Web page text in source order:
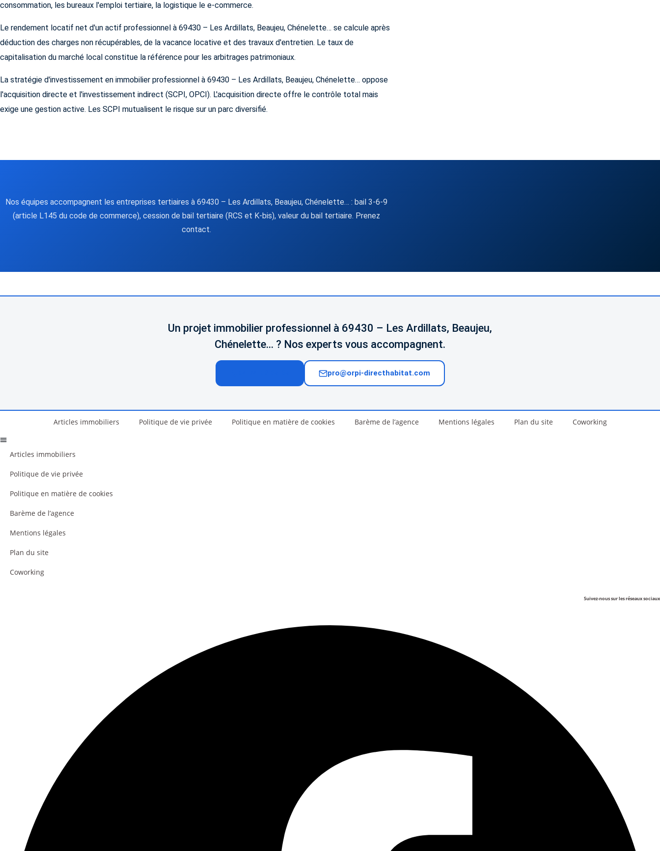
consommation, les bureaux l'emploi tertiaire, la logistique le e-commerce.
Le rendement locatif net d'un actif professionnel à 69430 – Les Ardillats, Beaujeu, Chénelette… se calcule après
déduction des charges non récupérables, de la vacance locative et des travaux d'entretien. Le taux de
capitalisation du marché local constitue la référence pour les arbitrages patrimoniaux.
La stratégie d'investissement en immobilier professionnel à 69430 – Les Ardillats, Beaujeu, Chénelette… oppose
l'acquisition directe et l'investissement indirect (SCPI, OPCI). L'acquisition directe offre le contrôle total mais
exige une gestion active. Les SCPI mutualisent le risque sur un parc diversifié.
Nos équipes accompagnent les entreprises tertiaires à 69430 – Les Ardillats, Beaujeu, Chénelette… : bail 3-6-9
(article L145 du code de commerce), cession de bail tertiaire (RCS et K-bis), valeur du bail tertiaire. Prenez
contact.
Un projet immobilier professionnel à 69430 – Les Ardillats, Beaujeu,
Chénelette… ? Nos experts vous accompagnent.
pro@orpi-directhabitat.com
Articles immobiliers Politique de vie privée Politique en matière de cookies Barème de l’agence Mentions légales Plan du site Coworking
Articles immobiliers
Politique de vie privée
Politique en matière de cookies
Barème de l’agence
Mentions légales
Plan du site
Coworking
Suivez-nous sur les réseaux sociaux